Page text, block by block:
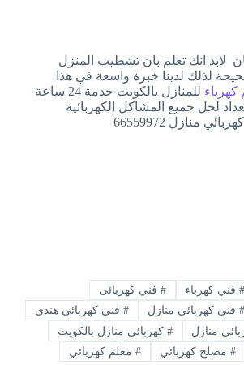
لابد انك تعلم بان تشطيب المنزل
لذلك لدينا خبرة واسعة في هذا
كهرباء
للمنازل بالكويت خدمة 24 ساعة
لحل جميع المشاكل الكهربائية
منازل 66559972
#فني كهرباء # فني كهربائى
#فني كهربائي منازل # فني كهربائي هندي
منازل # كهربائي منازل بالكويت
#مصلح كهربائي # معلم كهربائي